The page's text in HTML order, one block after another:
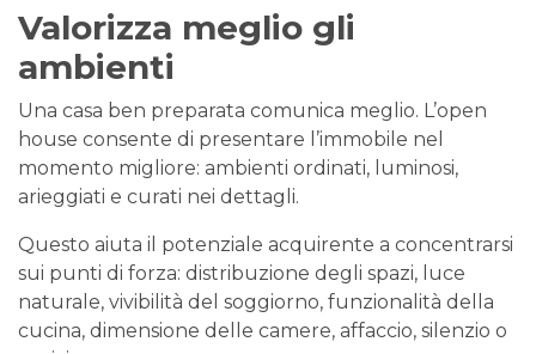
Valorizza meglio gli
ambienti
Una casa ben preparata comunica meglio. L’open
house consente di presentare l’immobile nel
momento migliore: ambienti ordinati, luminosi,
arieggiati e curati nei dettagli.
Questo aiuta il potenziale acquirente a concentrarsi
sui punti di forza: distribuzione degli spazi, luce
naturale, vivibilità del soggiorno, funzionalità della
cucina, dimensione delle camere, affaccio, silenzio o